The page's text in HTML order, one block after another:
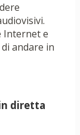
Internet e
andare in
diretta